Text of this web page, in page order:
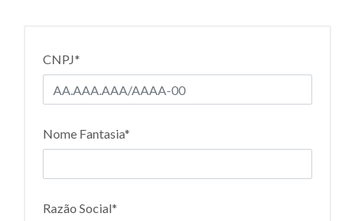
CNPJ*
Nome Fantasia*
Razão Social*